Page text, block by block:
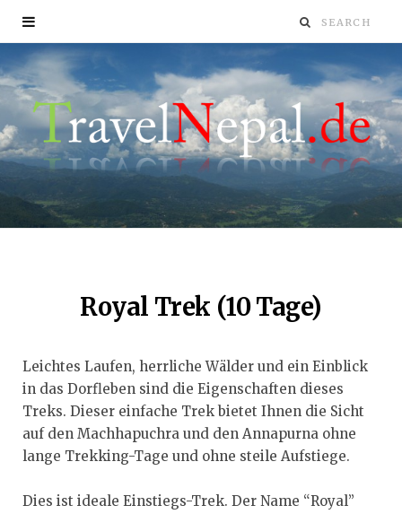
Royal Trek (10 Tage)
Leichtes Laufen, herrliche Wälder und ein Einblick
in das Dorfleben sind die Eigenschaften dieses
Treks. Dieser einfache Trek bietet Ihnen die Sicht
auf den Machhapuchra und den Annapurna ohne
lange Trekking-Tage und ohne steile Aufstiege.
Dies ist ideale Einstiegs-Trek. Der Name “Royal”